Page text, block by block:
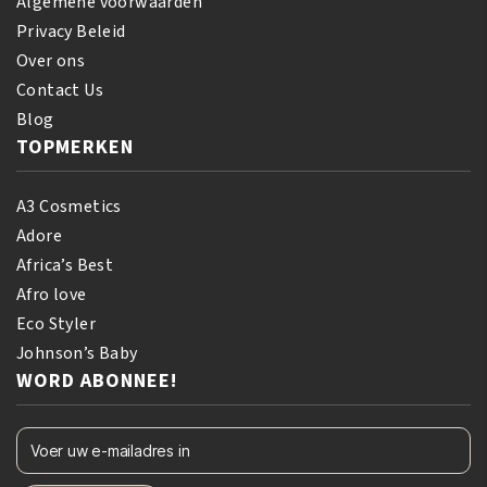
Privacy Beleid
Over ons
Contact Us
Blog
TOPMERKEN
A3 Cosmetics
Adore
Africa’s Best
Afro love
Eco Styler
Johnson’s Baby
WORD ABONNEE!